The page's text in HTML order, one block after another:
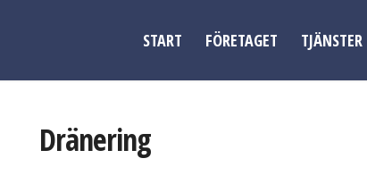
START FÖRETAGET TJÄNSTER
Dränering